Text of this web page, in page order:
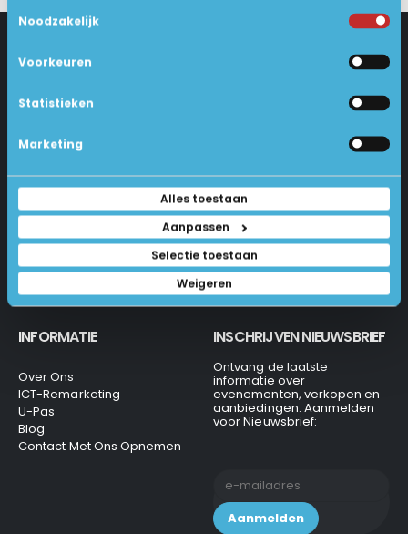
Toestemmingsselectie
Noodzakelijk
Voorkeuren
Statistieken
Marketing
Alles toestaan
Aanpassen
Selectie toestaan
Weigeren
1231 KH Loosdrecht
035-6284312
info@laptops4all.nl
Veel Gestelde Vragen
Algemene Voorwaarden
Privacy Beleid
INFORMATIE
Over Ons
ICT-Remarketing
U-Pas
Blog
Contact Met Ons Opnemen
INSCHRIJVEN NIEUWSBRIEF
Ontvang de laatste
informatie over
evenementen, verkopen en
aanbiedingen. Aanmelden
voor Nieuwsbrief: